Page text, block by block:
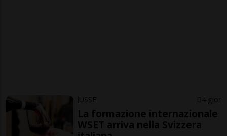
USSE 4 gior
La formazione internazionale
WSET arriva nella Svizzera